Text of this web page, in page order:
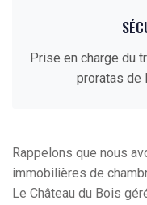
Prise en charge du
proratas de
Rappelons que nous
immobilières de
Le Château du Bois